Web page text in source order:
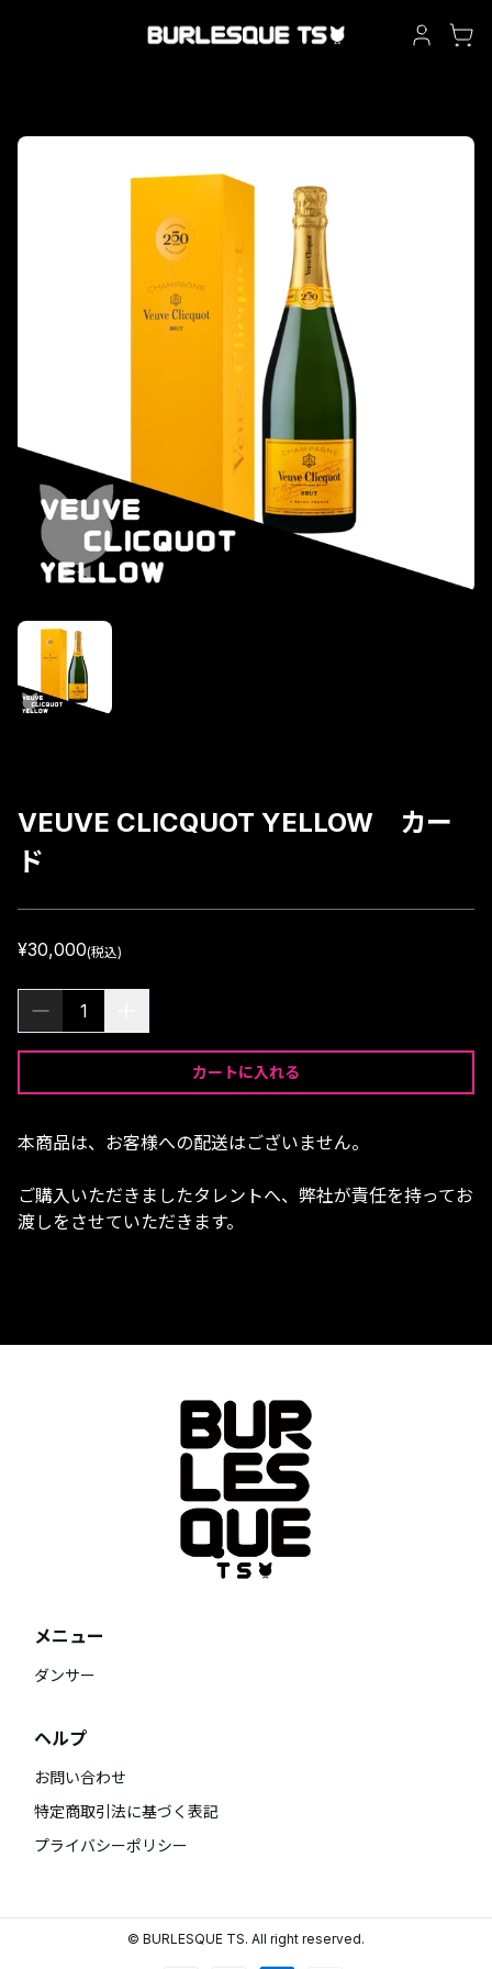
VEUVE CLICQUOT YELLOW カー
ド
¥30,000(税込)
1
カートに入れる
本商品は、お客様への配送はございません。
ご購入いただきましたタレントへ、弊社が責任を持ってお
渡しをさせていただきます。
メニュー
ダンサー
ヘルプ
お問い合わせ
特定商取引法に基づく表記
プライバシーポリシー
© BURLESQUE TS. All right reserved.